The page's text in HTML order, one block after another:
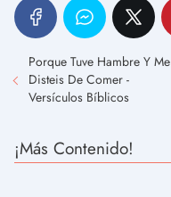
Porque Tuve Hambre Y Me
Disteis De Comer -
Versículos Bíblicos
¡Más Contenido!